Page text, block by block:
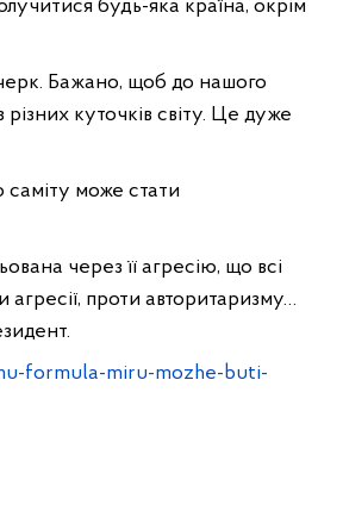
будь-яка країна, окрім
Бажано, щоб до нашого
куточків світу. Це дуже
може стати
через її агресію, що всі
агресії, проти авторитаризму…
formula-miru-mozhe-buti-